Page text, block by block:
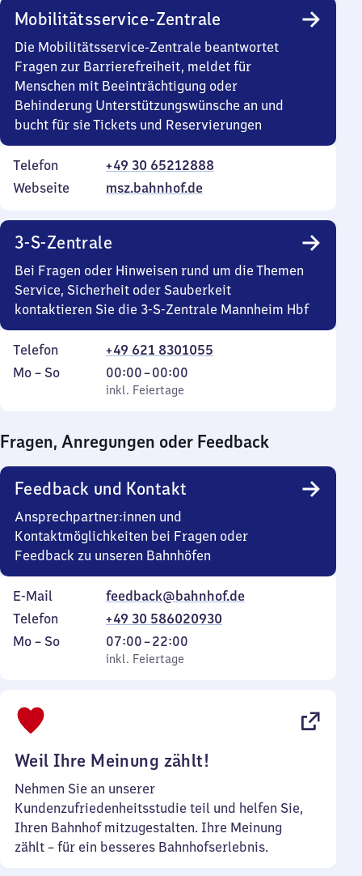
Mobilitätsservice-Zentrale
Die Mobilitätsservice-Zentrale beantwortet
Fragen zur Barrierefreiheit, meldet für
Menschen mit Beeinträchtigung oder
Behinderung Unterstützungswünsche an und
bucht für sie Tickets und Reservierungen
Telefon
+49 30 65212888
Webseite
msz.bahnhof.de
3-S-Zentrale
Bei Fragen oder Hinweisen rund um die Themen
Service, Sicherheit oder Sauberkeit
kontaktieren Sie die 3-S-Zentrale Mannheim Hbf
Telefon
+49 621 8301055
Montag
Mo – So,
inkl. Feiertage
00:00–00:00
Von
0
0
Uhr
inkl. Feiertage
Fragen, Anregungen oder Feedback
Feedback und Kontakt
Ansprechpartner:innen und
Kontaktmöglichkeiten bei Fragen oder
Feedback zu unseren Bahnhöfen
E-Mail
feedback@bahnhof.de
Telefon
+49 30 586020930
Montag
Mo – So,
inkl. Feiertage
07:00–22:00
Von
7
inkl. Feiertage
Weil Ihre Meinung zählt!
Nehmen Sie an unserer
Kundenzufriedenheitsstudie teil und helfen Sie,
Ihren Bahnhof mitzugestalten. Ihre Meinung
zählt – für ein besseres Bahnhofserlebnis.